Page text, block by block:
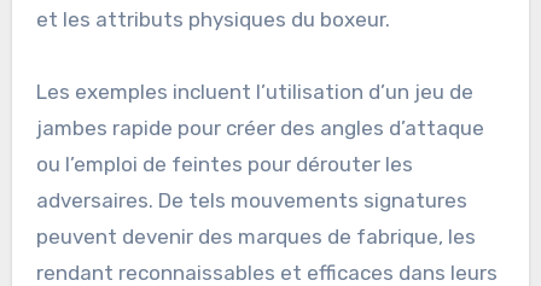
et les attributs physiques du boxeur.
Les exemples incluent l’utilisation d’un jeu de
jambes rapide pour créer des angles d’attaque
ou l’emploi de feintes pour dérouter les
adversaires. De tels mouvements signatures
peuvent devenir des marques de fabrique, les
rendant reconnaissables et efficaces dans leurs